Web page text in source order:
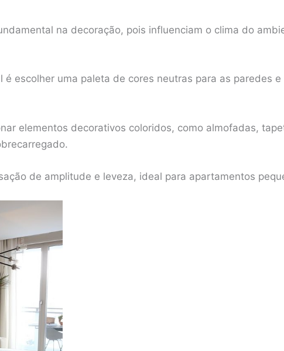
na decoração, pois influenciam o clima do
escolher uma paleta de cores neutras para as paredes e
elementos decorativos coloridos, como almofadas,
de amplitude e leveza, ideal para apartamentos